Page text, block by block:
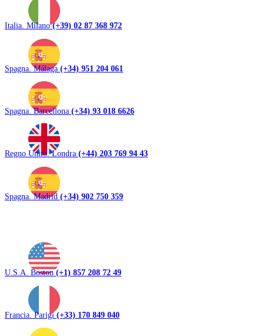
Italia. Milano(+39) 02 87 368 972
Spagna. Málaga (+34) 951 204 061
Spagna. Barcellona (+34) 93 018 6626
Regno Unito. Londra (+44) 203 769 94 43
Spagna. Madrid (+34) 902 750 359
U.S.A. Boston(+1) 857 208 72 49
Francia. Parigi(+33) 170 849 040